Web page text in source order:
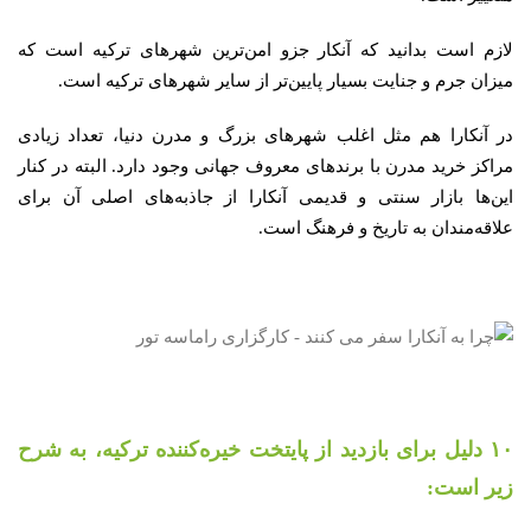
لازم است بدانید که آنکار جزو امن‌ترین شهرهای ترکیه است که
میزان جرم و جنایت بسیار پایین‌تر از سایر شهرهای ترکیه است.
در آنکارا هم مثل اغلب شهرهای بزرگ و مدرن دنیا، تعداد زیادی
مراکز خرید مدرن با برندهای معروف جهانی وجود دارد. البته در کنار
این‌ها بازار سنتی و قدیمی آنکارا از جاذبه‌های اصلی آن برای
علاقه‌مندان به تاریخ و فرهنگ است.
۱۰ دلیل برای بازدید از پایتخت خیره‌کننده ترکیه، به شرح
زیر است: